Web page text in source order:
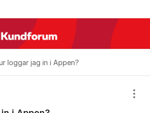
loggar jag in i Appen?